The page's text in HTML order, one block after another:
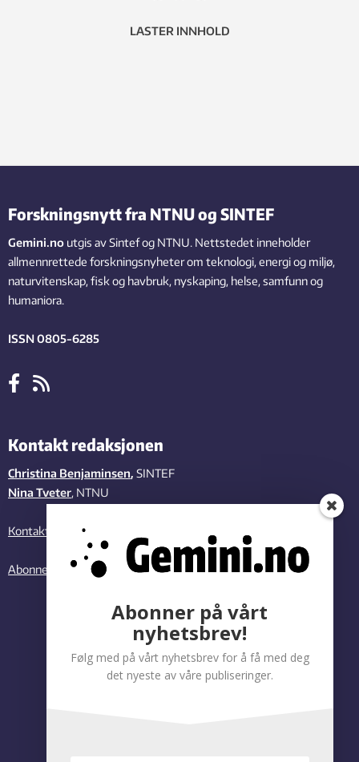
LASTER INNHOLD
Forskningsnytt fra NTNU og SINTEF
Gemini.no utgis av Sintef og NTNU. Nettstedet inneholder
allmennrettede forskningsnyheter om teknologi, energi og miljø,
naturvitenskap, fisk og havbruk, nyskaping, helse, samfunn og
humaniora.
ISSN 0805-6285
Kontakt redaksjonen
Christina Benjaminsen, SINTEF
Nina Tveter, NTNU
Kontakt oss
Abonner på vårt nyhetsbrev
Abonner på vårt
nyhetsbrev!
Følg med på vårt nyhetsbrev for å få med deg
det nyeste av våre publiseringer.